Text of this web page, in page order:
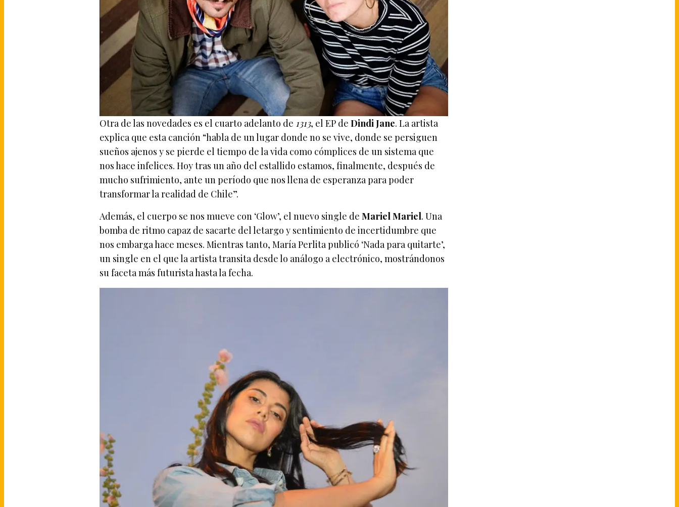
Otra de las novedades es el cuarto adelanto de 1313, el EP deDindi Jane. La artista
explica que esta canción “habla de un lugar donde no se vive, donde se persiguen
sueños ajenos y se pierde el tiempo de la vida como cómplices de un sistema que
nos hace infelices. Hoy tras un año del estallido estamos, finalmente, después de
mucho sufrimiento, ante un período que nos llena de esperanza para poder
transformar la realidad de Chile”.
Además, el cuerpo se nos mueve con ‘Glow’, el nuevo single deMariel Mariel. Una
bomba de ritmo capaz de sacarte del letargo y sentimiento de incertidumbre que
nos embarga hace meses. Mientras tanto, María Perlita publicó ‘Nada para quitarte’,
un single en el que la artista transita desde lo análogo a electrónico, mostrándonos
su faceta más futurista hasta la fecha.